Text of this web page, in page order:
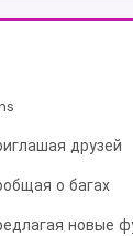
друзей
о багах
новые